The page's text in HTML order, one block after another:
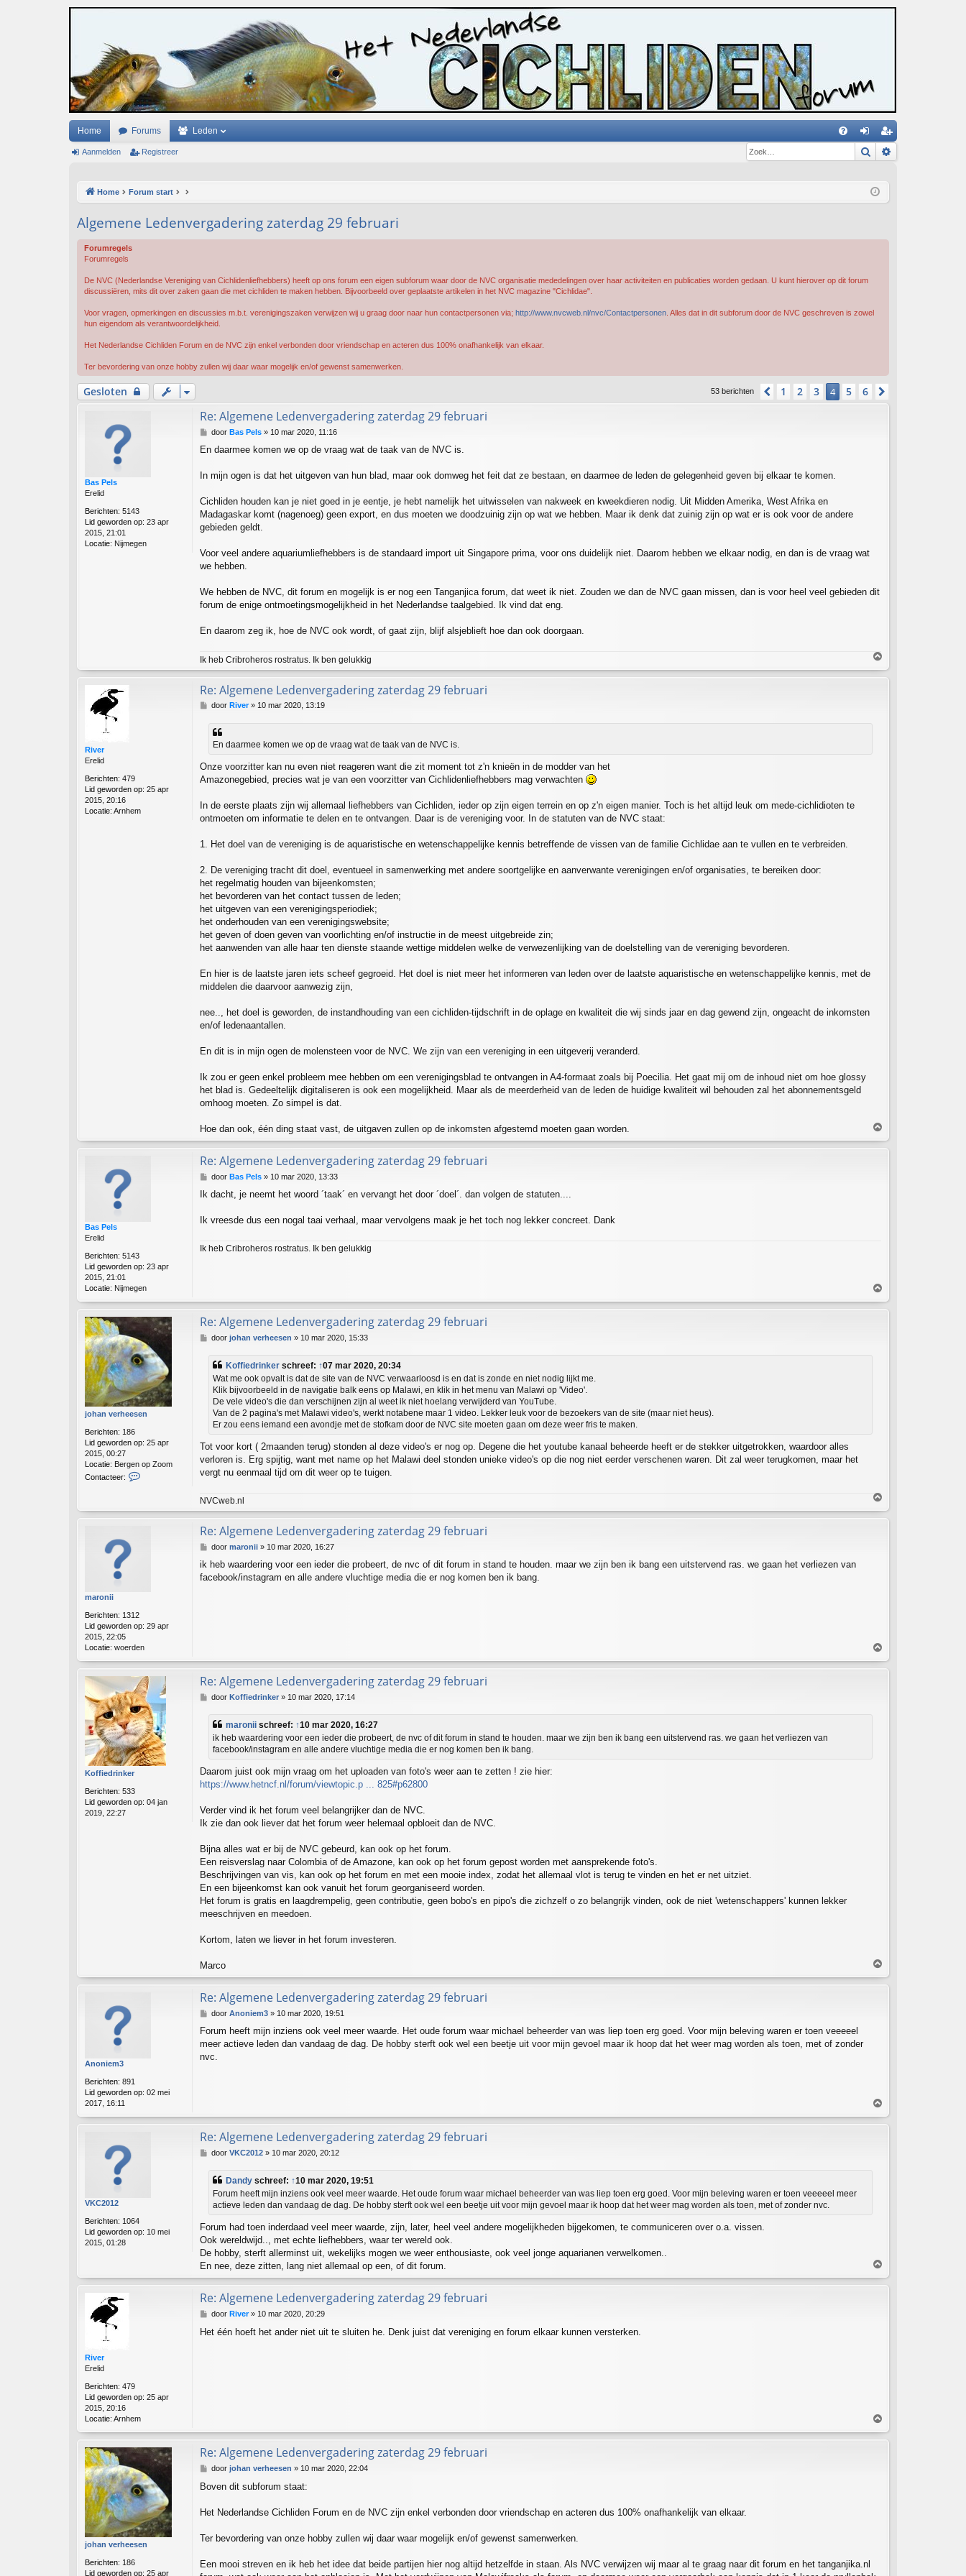
Home Forums Leden
an
n
eg
Aanmelden Registreer Zoek
Home Forum start
Algemene Ledenvergadering zaterdag 29 februari
Forumregels
Forumregels
De NVC (Nederlandse Vereniging van Cichlidenliefhebbers) heeft op ons forum een eigen subforum waar door de NVC organisatie mededelingen over haar activiteiten en publicaties worden gedaan. U kunt hierover op dit forum
discussiëren, mits dit over zaken gaan die met cichliden te maken hebben. Bijvoorbeeld over geplaatste artikelen in het NVC magazine "Cichlidae".
Voor vragen, opmerkingen en discussies m.b.t. verenigingszaken verwijzen wij u graag door naar hun contactpersonen via; http://www.nvcweb.nl/nvc/Contactpersonen . Alles dat in dit subforum door de NVC geschreven is zowel
hun eigendom als verantwoordelijkheid.
Het Nederlandse Cichliden Forum en de NVC zijn enkel verbonden door vriendschap en acteren dus 100% onafhankelijk van elkaar.
Ter bevordering van onze hobby zullen wij daar waar mogelijk en/of gewenst samenwerken.
Gesloten 53 berichten Vorige
1 2 3 4 5 6
Bas Pels
Erelid
Berichten: 5143
Lid geworden op: 23 apr
2015, 21:01
Locatie: Nijmegen
Re: Algemene Ledenvergadering zaterdag 29 februari
B
r
c
door Bas Pels» 10 mar 2020, 11:16
En daarmee komen we op de vraag wat de taak van de NVC is.
In mijn ogen is dat het uitgeven van hun blad, maar ook domweg het feit dat ze bestaan, en daarmee de leden de gelegenheid geven bij elkaar te komen.
Cichliden houden kan je niet goed in je eentje, je hebt namelijk het uitwisselen van nakweek en kweekdieren nodig. Uit Midden Amerika, West Afrika en
Madagaskar komt (nagenoeg) geen export, en dus moeten we doodzuinig zijn op wat we hebben. Maar ik denk dat zuinig zijn op wat er is ook voor de andere
gebieden geldt.
Voor veel andere aquariumliefhebbers is de standaard import uit Singapore prima, voor ons duidelijk niet. Daarom hebben we elkaar nodig, en dan is de vraag wat
we hebben.
We hebben de NVC, dit forum en mogelijk is er nog een Tanganjica forum, dat weet ik niet. Zouden we dan de NVC gaan missen, dan is voor heel veel gebieden dit
forum de enige ontmoetingsmogelijkheid in het Nederlandse taalgebied. Ik vind dat eng.
En daarom zeg ik, hoe de NVC ook wordt, of gaat zijn, blijf alsjeblieft hoe dan ook doorgaan.
Ik heb Cribroheros rostratus. Ik ben gelukkig
m
h
River
Erelid
Berichten: 479
Lid geworden op: 25 apr
2015, 20:16
Locatie: Arnhem
Re: Algemene Ledenvergadering zaterdag 29 februari
B
t
door River» 10 mar 2020, 13:19
En daarmee komen we op de vraag wat de taak van de NVC is.
Onze voorzitter kan nu even niet reageren want die zit moment tot z'n knieën in de modder van het
Amazonegebied, precies wat je van een voorzitter van Cichlidenliefhebbers mag verwachten
In de eerste plaats zijn wij allemaal liefhebbers van Cichliden, ieder op zijn eigen terrein en op z'n eigen manier. Toch is het altijd leuk om mede-cichlidioten te
ontmoeten om informatie te delen en te ontvangen. Daar is de vereniging voor. In de statuten van de NVC staat:
1. Het doel van de vereniging is de aquaristische en wetenschappelijke kennis betreffende de vissen van de familie Cichlidae aan te vullen en te verbreiden.
2. De vereniging tracht dit doel, eventueel in samenwerking met andere soortgelijke en aanverwante verenigingen en/of organisaties, te bereiken door:
het regelmatig houden van bijeenkomsten;
het bevorderen van het contact tussen de leden;
het uitgeven van een verenigingsperiodiek;
het onderhouden van een verenigingswebsite;
het geven of doen geven van voorlichting en/of instructie in de meest uitgebreide zin;
het aanwenden van alle haar ten dienste staande wettige middelen welke de verwezenlijking van de doelstelling van de vereniging bevorderen.
En hier is de laatste jaren iets scheef gegroeid. Het doel is niet meer het informeren van leden over de laatste aquaristische en wetenschappelijke kennis, met de
middelen die daarvoor aanwezig zijn,
nee.., het doel is geworden, de instandhouding van een cichliden-tijdschrift in de oplage en kwaliteit die wij sinds jaar en dag gewend zijn, ongeacht de inkomsten
en/of ledenaantallen.
En dit is in mijn ogen de molensteen voor de NVC. We zijn van een vereniging in een uitgeverij veranderd.
Ik zou er geen enkel probleem mee hebben om een verenigingsblad te ontvangen in A4-formaat zoals bij Poecilia. Het gaat mij om de inhoud niet om hoe glossy
het blad is. Gedeeltelijk digitaliseren is ook een mogelijkheid. Maar als de meerderheid van de leden de huidige kwaliteit wil behouden zal het abonnementsgeld
omhoog moeten. Zo simpel is dat.
Hoe dan ook, één ding staat vast, de uitgaven zullen op de inkomsten afgestemd moeten gaan worden.
m
h
Bas Pels
Erelid
Berichten: 5143
Lid geworden op: 23 apr
2015, 21:01
Locatie: Nijmegen
Re: Algemene Ledenvergadering zaterdag 29 februari
B
r
c
door Bas Pels» 10 mar 2020, 13:33
Ik dacht, je neemt het woord ´taak´ en vervangt het door ´doel´. dan volgen de statuten....
Ik vreesde dus een nogal taai verhaal, maar vervolgens maak je het toch nog lekker concreet. Dank
Ik heb Cribroheros rostratus. Ik ben gelukkig
m
h
johan verheesen
Berichten: 186
Lid geworden op: 25 apr
2015, 00:27
Locatie: Bergen op Zoom
Contacteer:
a
n
e
h
e
e
s
e
n
Re: Algemene Ledenvergadering zaterdag 29 februari
Bdoor johan verheesen » 10 mar 2020, 15:33
Koffiedrinker schreef: ↑07 mar 2020, 20:34
Wat me ook opvalt is dat de site van de NVC verwaarloosd is en dat is zonde en niet nodig lijkt me.
Klik bijvoorbeeld in de navigatie balk eens op Malawi, en klik in het menu van Malawi op 'Video'.
De vele video's die dan verschijnen zijn al weet ik niet hoelang verwijderd van YouTube.
Van de 2 pagina's met Malawi video's, werkt notabene maar 1 video. Lekker leuk voor de bezoekers van de site (maar niet heus).
Er zou eens iemand een avondje met de stofkam door de NVC site moeten gaan om deze weer fris te maken.
Tot voor kort ( 2maanden terug) stonden al deze video's er nog op. Degene die het youtube kanaal beheerde heeft er de stekker uitgetrokken, waardoor alles
verloren is. Erg spijtig, want met name op het Malawi deel stonden unieke video's op die nog niet eerder verschenen waren. Dit zal weer terugkomen, maar het
vergt nu eenmaal tijd om dit weer op te tuigen.
NVCweb.nl
m
h
maronii
Berichten: 1312
Lid geworden op: 29 apr
2015, 22:05
Locatie: woerden
Re: Algemene Ledenvergadering zaterdag 29 februari
B
r
i
door maronii» 10 mar 2020, 16:27
ik heb waardering voor een ieder die probeert, de nvc of dit forum in stand te houden. maar we zijn ben ik bang een uitstervend ras. we gaan het verliezen van
facebook/instagram en alle andere vluchtige media die er nog komen ben ik bang.
m
h
Koffiedrinker
Berichten: 533
Lid geworden op: 04 jan
2019, 22:27
Re: Algemene Ledenvergadering zaterdag 29 februari
Bdoor Koffiedrinker» 10 mar 2020, 17:14
maronii schreef: ↑10 mar 2020, 16:27
ik heb waardering voor een ieder die probeert, de nvc of dit forum in stand te houden. maar we zijn ben ik bang een uitstervend ras. we gaan het verliezen van
facebook/instagram en alle andere vluchtige media die er nog komen ben ik bang.
Daarom juist ook mijn vraag om het uploaden van foto's weer aan te zetten ! zie hier:
https://www.hetncf.nl/forum/viewtopic.p ... 825#p62800
Verder vind ik het forum veel belangrijker dan de NVC.
Ik zie dan ook liever dat het forum weer helemaal opbloeit dan de NVC.
Bijna alles wat er bij de NVC gebeurd, kan ook op het forum.
Een reisverslag naar Colombia of de Amazone, kan ook op het forum gepost worden met aansprekende foto's.
Beschrijvingen van vis, kan ook op het forum en met een mooie index, zodat het allemaal vlot is terug te vinden en het er net uitziet.
En een bijeenkomst kan ook vanuit het forum georganiseerd worden.
Het forum is gratis en laagdrempelig, geen contributie, geen bobo's en pipo's die zichzelf o zo belangrijk vinden, ook de niet 'wetenschappers' kunnen lekker
meeschrijven en meedoen.
Kortom, laten we liever in het forum investeren.
Marco
m
h
Anoniem3
Berichten: 891
Lid geworden op: 02 mei
2017, 16:11
Re: Algemene Ledenvergadering zaterdag 29 februari
B
r
i
c
door Anoniem3» 10 mar 2020, 19:51
Forum heeft mijn inziens ook veel meer waarde. Het oude forum waar michael beheerder van was liep toen erg goed. Voor mijn beleving waren er toen veeeeel
meer actieve leden dan vandaag de dag. De hobby sterft ook wel een beetje uit voor mijn gevoel maar ik hoop dat het weer mag worden als toen, met of zonder
nvc.
m
h
VKC2012
Berichten: 1064
Lid geworden op: 10 mei
2015, 01:28
Re: Algemene Ledenvergadering zaterdag 29 februari
Bdoor VKC2012» 10 mar 2020, 20:12
Dandy schreef: ↑10 mar 2020, 19:51
Forum heeft mijn inziens ook veel meer waarde. Het oude forum waar michael beheerder van was liep toen erg goed. Voor mijn beleving waren er toen veeeeel meer
actieve leden dan vandaag de dag. De hobby sterft ook wel een beetje uit voor mijn gevoel maar ik hoop dat het weer mag worden als toen, met of zonder nvc.
Forum had toen inderdaad veel meer waarde, zijn, later, heel veel andere mogelijkheden bijgekomen, te communiceren over o.a. vissen.
Ook wereldwijd.., met echte liefhebbers, waar ter wereld ook.
De hobby, sterft allerminst uit, wekelijks mogen we weer enthousiaste, ook veel jonge aquarianen verwelkomen..
En nee, deze zitten, lang niet allemaal op een, of dit forum.
m
h
River
Erelid
Berichten: 479
Lid geworden op: 25 apr
2015, 20:16
Locatie: Arnhem
Re: Algemene Ledenvergadering zaterdag 29 februari
B
r
door River» 10 mar 2020, 20:29
Het één hoeft het ander niet uit te sluiten he. Denk juist dat vereniging en forum elkaar kunnen versterken.
m
h
johan verheesen
Berichten: 186
Lid geworden op: 25 apr
Re: Algemene Ledenvergadering zaterdag 29 februari
B
r
c
door johan verheesen » 10 mar 2020, 22:04
Boven dit subforum staat:
Het Nederlandse Cichliden Forum en de NVC zijn enkel verbonden door vriendschap en acteren dus 100% onafhankelijk van elkaar.
Ter bevordering van onze hobby zullen wij daar waar mogelijk en/of gewenst samenwerken.
Een mooi streven en ik heb het idee dat beide partijen hier nog altijd hetzelfde in staan. Als NVC verwijzen wij maar al te graag naar dit forum en het tanganjika.nl